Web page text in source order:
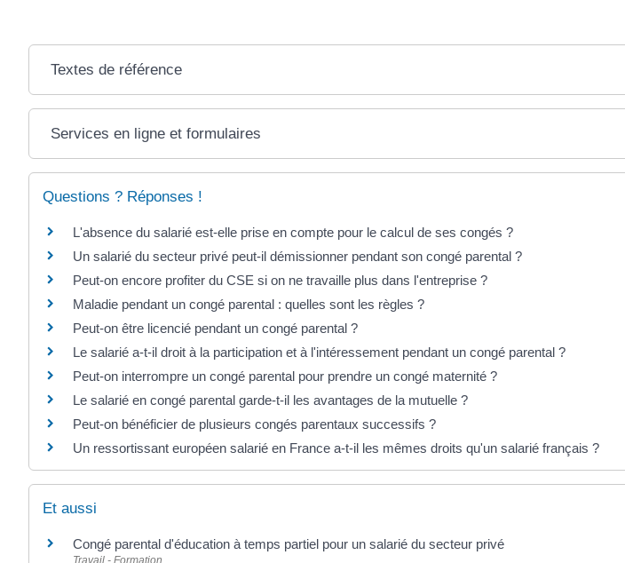
Textes de référence
Services en ligne et formulaires
Questions ? Réponses !
L'absence du salarié est-elle prise en compte pour le calcul de ses congés ?
Un salarié du secteur privé peut-il démissionner pendant son congé parental ?
Peut-on encore profiter du CSE si on ne travaille plus dans l'entreprise ?
Maladie pendant un congé parental : quelles sont les règles ?
Peut-on être licencié pendant un congé parental ?
Le salarié a-t-il droit à la participation et à l'intéressement pendant un congé parental ?
Peut-on interrompre un congé parental pour prendre un congé maternité ?
Le salarié en congé parental garde-t-il les avantages de la mutuelle ?
Peut-on bénéficier de plusieurs congés parentaux successifs ?
Un ressortissant européen salarié en France a-t-il les mêmes droits qu'un salarié français ?
Et aussi
Congé parental d'éducation à temps partiel pour un salarié du secteur privé
Travail - Formation